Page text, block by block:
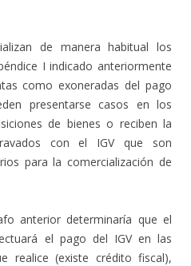
de manera habitual los
I indicado anteriormente
como exoneradas del pago
presentarse casos en los
de bienes o reciben la
con el IGV que son
para la comercialización de
anterior determinaría que el
el pago del IGV en las
realice (existe crédito fiscal),